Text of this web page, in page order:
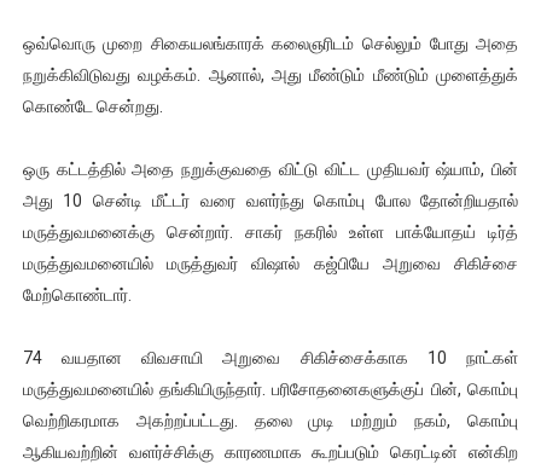
ஐ.நா முன்றலில் சீரற்ற காலநிலையிலும் தமிழின அழிப்பிற்கு
இளையராஜா – கமல் அவசர சந்திப்பு (படங்கள், விடியோ)
32 CM விநோத கன்றுக்குட்டி! (வீடியோ)
வலிமை தான் அஜித் திரைப்பயணத்திலே அதிக காலெக்ஷன் செய்த
ஒவ்வொரு முறை சிகையலங்காரக் கலைஞரிடம் செல்லும் போது அதை
நறுக்கிவிடுவது வழக்கம். ஆனால், அது மீண்டும் மீண்டும் முளைத்துக்
கொண்டே சென்றது.
ஒரு கட்டத்தில் அதை நறுக்குவதை விட்டு விட்ட முதியவர் ஷ்யாம், பின்
அது 10 சென்டி மீட்டர் வரை வளர்ந்து கொம்பு போல தோன்றியதால்
மருத்துவமனைக்கு சென்றார். சாகர் நகரில் உள்ள பாக்யோதய் டிர்த்
மருத்துவமனையில் மருத்துவர் விஷால் கஜ்பியே அறுவை சிகிச்சை
மேற்கொண்டார்.
74 வயதான விவசாயி அறுவை சிகிச்சைக்காக 10 நாட்கள்
மருத்துவமனையில் தங்கியிருந்தார். பரிசோதனைகளுக்குப் பின், கொம்பு
வெற்றிகரமாக அகற்றப்பட்டது. தலை முடி மற்றும் நகம், கொம்பு
ஆகியவற்றின் வளர்ச்சிக்கு காரணமாக கூறப்படும் கெரட்டின் என்கிற